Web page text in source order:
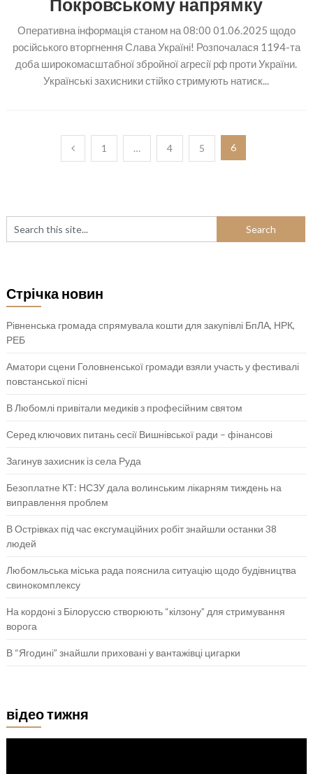
Покровському напрямку
Оперативна інформація станом на 08:00 01.06.2025 щодо
російського вторгнення Слава Україні! Розпочалася 1194-та
доба широкомасштабної збройної агресії рф проти України.
Українські захисники стійко стримують натиск...
Пагінація
1 … 4 5 6
Стрічка новин
Рівненська громада спрямувала кошти для закупівлі БпЛА, НРК,
РЕБ
Аматори сцени Головненської громади взяли участь у фестивалі
повстанської пісні
В Любомлі привітали медиків з професійним святом
Серед ключових питань сесії Вишнівської ради – фінансові
Загинув захисник із села Руда
Безоплатне КТ: НСЗУ дала волинським лікарням тиждень на
виправлення проблем
В Острівках під час ексгумаційних робіт знайшли останки 38
людей
Любомльська міська рада пояснила ситуацію щодо будівництва
свинокомплексу
На кордоні з Білоруссю створюють “кілзону” для стримування
ворога
В “Ягодині” знайшли приховані у вантажівці цигарки
відео тижня